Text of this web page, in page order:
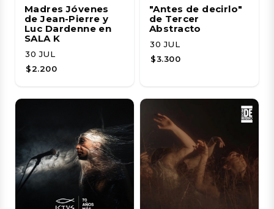
Madres Jóvenes
de Jean-Pierre y
Luc Dardenne en
SALA K
30 JUL
$2.200
"Antes de decirlo"
de Tercer
Abstracto
30 JUL
$3.300